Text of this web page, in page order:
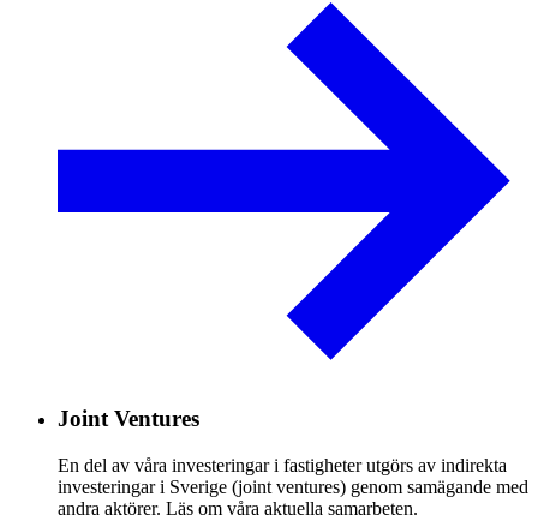
Joint Ventures
En del av våra investeringar i fastigheter utgörs av indirekta
investeringar i Sverige (joint ventures) genom samägande med
andra aktörer. Läs om våra aktuella samarbeten.